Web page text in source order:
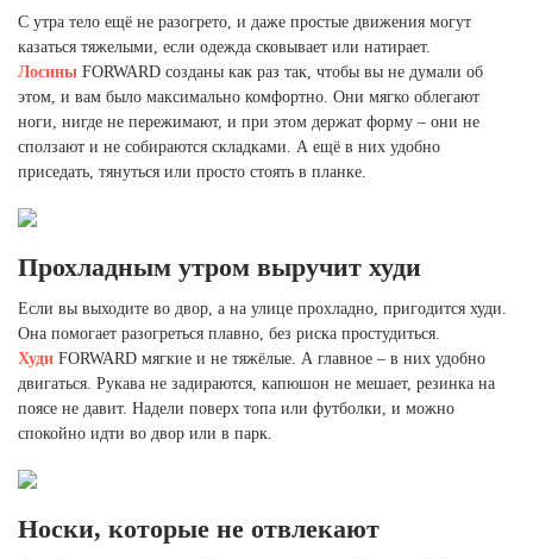
С утра тело ещё не разогрето, и даже простые движения могут
казаться тяжелыми, если одежда сковывает или натирает.
Лосины FORWARD созданы как раз так, чтобы вы не думали об
этом, и вам было максимально комфортно. Они мягко облегают
ноги, нигде не пережимают, и при этом держат форму – они не
сползают и не собираются складками. А ещё в них удобно
приседать, тянуться или просто стоять в планке.
Прохладным утром выручит худи
Если вы выходите во двор, а на улице прохладно, пригодится худи.
Она помогает разогреться плавно, без риска простудиться.
Худи FORWARD мягкие и не тяжёлые. А главное – в них удобно
двигаться. Рукава не задираются, капюшон не мешает, резинка на
поясе не давит. Надели поверх топа или футболки, и можно
спокойно идти во двор или в парк.
Носки, которые не отвлекают